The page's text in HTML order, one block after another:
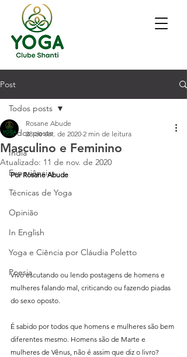
Post
Todos posts
India
Experiências
Técnicas de Yoga
Opinião
In English
Yoga e Ciência por Cláudia Poletto
Poesia
Todos posts
Masculino e Feminino
Rosane Abude
28 de set. de 2020 2 min de leitura
Atualizado: 11 de nov. de 2020
Por Rosane Abude
Vivo escutando ou lendo postagens de homens e
mulheres falando mal, criticando ou fazendo piadas
do sexo oposto.
É sabido por todos que homens e mulheres são bem
diferentes mesmo. Homens são de Marte e
mulheres de Vênus, não é assim que diz o livro?